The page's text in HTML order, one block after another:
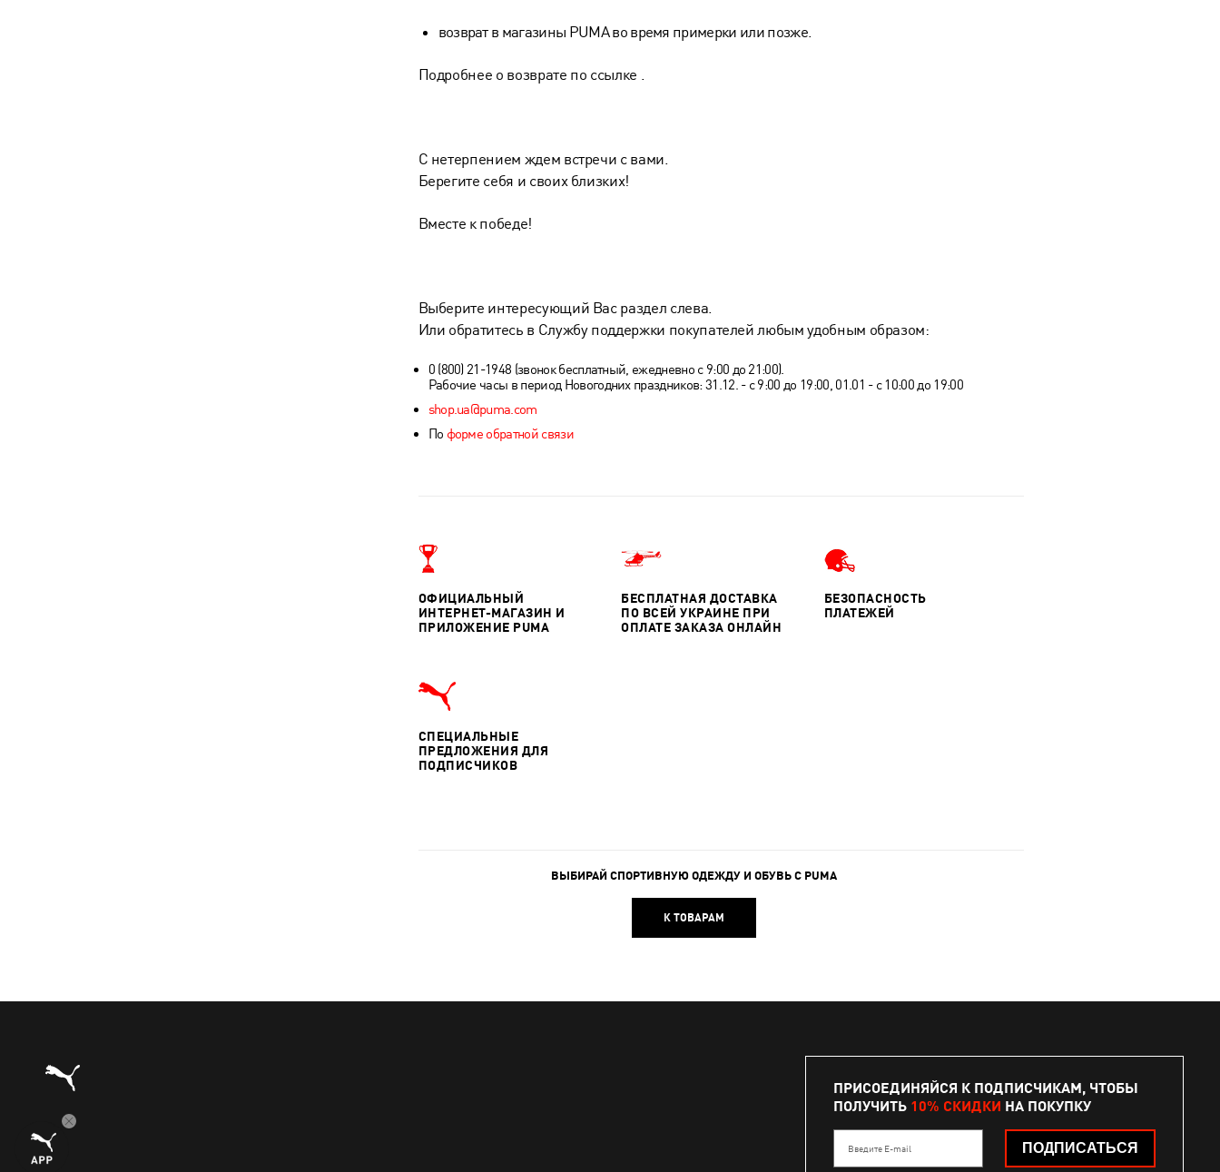
возврат в магазины PUMA во время примерки или позже.
Подробнее о возврате по ссылке .
С нетерпением ждем встречи с вами.
Берегите себя и своих близких!
Вместе к победе!
Выберите интересующий Вас раздел слева.
Или обратитесь в Службу поддержки покупателей любым удобным образом:
0 (800) 21-1948 (звонок бесплатный, ежедневно с 9:00 до 21:00).
Рабочие часы в период Новогодних праздников: 31.12. - с 9:00 до 19:00, 01.01 - с 10:00 до 19:00
shop.ua@puma.com
По форме обратной связи
ОФИЦИАЛЬНЫЙ
ИНТЕРНЕТ-МАГАЗИН И
ПРИЛОЖЕНИЕ PUMA
БЕСПЛАТНАЯ ДОСТАВКА
ПО ВСЕЙ УКРАИНЕ ПРИ
ОПЛАТЕ ЗАКАЗА ОНЛАЙН
БЕЗОПАСНОСТЬ
ПЛАТЕЖЕЙ
СПЕЦИАЛЬНЫЕ
ПРЕДЛОЖЕНИЯ ДЛЯ
ПОДПИСЧИКОВ
ВЫБИРАЙ СПОРТИВНУЮ ОДЕЖДУ И ОБУВЬ С PUMA
К ТОВАРАМ
ПРИСОЕДИНЯЙСЯ К ПОДПИСЧИКАМ, ЧТОБЫ
ПОЛУЧИТЬ 10% СКИДКИ НА ПОКУПКУ
Введите E-mail ПОДПИСАТЬСЯ